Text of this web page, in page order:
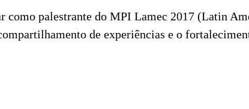
como palestrante do MPI Lamec 2017 (Latin
de experiências e o